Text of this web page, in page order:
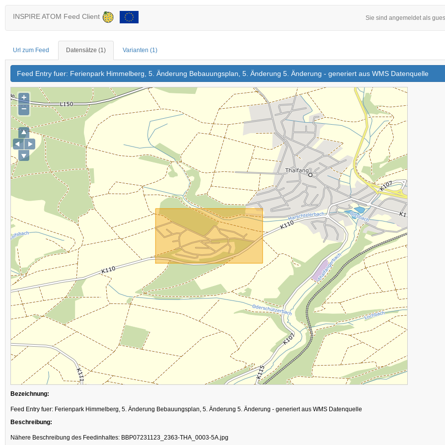
INSPIRE ATOM Feed Client Sie sind angemeldet als
Url zum Feed Datensätze (1) Varianten (1)
Feed Entry fuer: Ferienpark Himmelberg, 5. Änderung Bebauungsplan, 5. Änderung 5. Änderung - generiert aus WMS Datenquelle
+
−
Bezeichnung:
Feed Entry fuer: Ferienpark Himmelberg, 5. Änderung Bebauungsplan, 5. Änderung 5. Änderung - generiert aus WMS Datenquelle
Beschreibung:
Nähere Beschreibung des Feedinhaltes: BBP07231123_2363-THA_0003-5A.jpg